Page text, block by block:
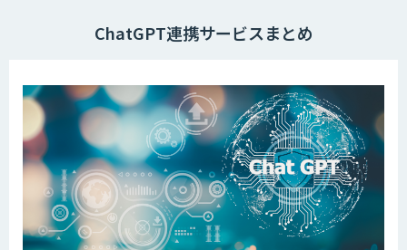
ChatGPT連携サービスまとめ